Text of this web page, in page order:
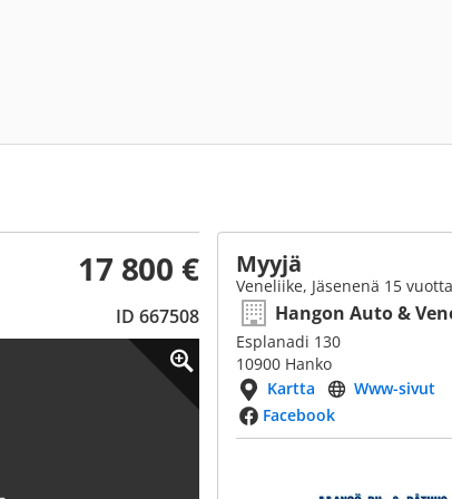
17 800 €
ID 667508
Myyjä
Veneliike, Jäsenenä 15 vuotta
Hangon Auto &
Esplanadi 130
10900 Hanko
Kartta
Www-sivut
Facebook